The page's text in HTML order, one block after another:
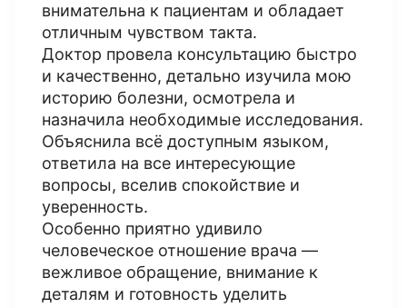
внимательна к пациентам и обладает
отличным чувством такта.
Доктор провела консультацию быстро
и качественно, детально изучила мою
историю болезни, осмотрела и
назначила необходимые исследования.
Объяснила всё доступным языком,
ответила на все интересующие
вопросы, вселив спокойствие и
уверенность.
Особенно приятно удивило
человеческое отношение врача —
вежливое обращение, внимание к
деталям и готовность уделить